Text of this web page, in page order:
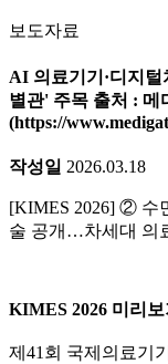
보도자료
AI 의료기기·디지
별관' 주목 출처 : 메
(https://
작성일 2026.03.18
[KIMES 2026] ② 수
술 공개…차세대 의
KIMES 2026 미리보
제41회 국제의료기